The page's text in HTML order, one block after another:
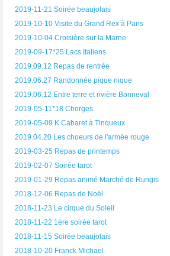
2019-11-21 Soirée beaujolais
2019-10-10 Visite du Grand Rex à Paris
2019-10-04 Croisière sur la Marne
2019-09-17*25 Lacs Italiens
2019.09.12 Repas de rentrée
2019.06.27 Randonnée pique nique
2019.06.12 Entre terre et rivière Bonneval
2019-05-11*18 Chorges
2019-05-09 K Cabaret à Tinqueux
2019.04.20 Les choeurs de l'armée rouge
2019-03-25 Repas de printemps
2019-02-07 Soirée tarot
2019-01-29 Repas animé Marché de Rungis
2018-12-06 Repas de Noël
2018-11-23 Le cirque du Soleil
2018-11-22 1ère soirée tarot
2018-11-15 Soirée beaujolais
2018-10-20 Franck Michael